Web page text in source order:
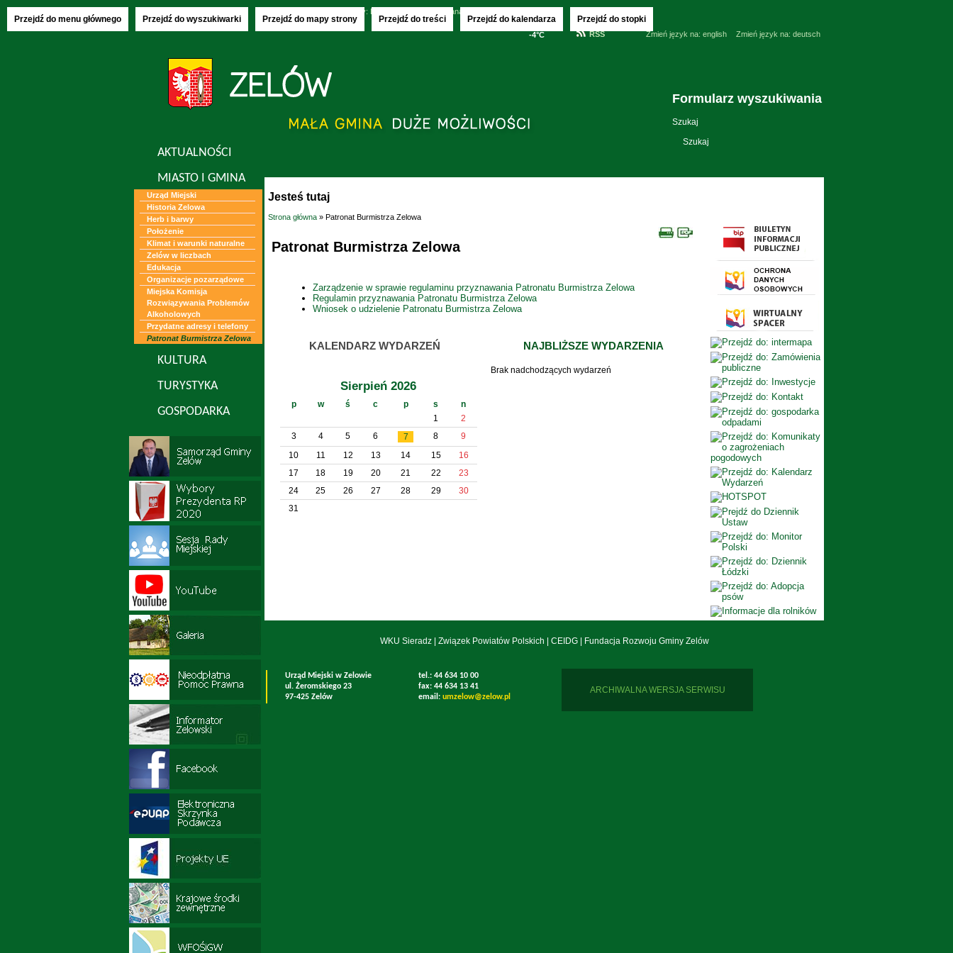
Przejdź do menu głównego Przejdź do wyszukiwarki Przejdź do mapy strony Przejdź do treści Przejdź do kalendarza Przejdź do stopki
imieniny: Donaty, Olechny i Kajetana
-4°C RSS Zmień język na: english Zmień język na: deutsch
Formularz wyszukiwania
Szukaj
AKTUALNOŚCI
MIASTO I GMINA
Urząd Miejski
Historia Zelowa
Herb i barwy
Położenie
Klimat i warunki naturalne
Zelów w liczbach
Edukacja
Organizacje pozarządowe
Miejska Komisja
Rozwiązywania Problemów
Alkoholowych
Przydatne adresy i telefony
Patronat Burmistrza Zelowa
KULTURA
TURYSTYKA
GOSPODARKA
Jesteś tutaj
Strona główna » Patronat Burmistrza Zelowa
Patronat Burmistrza Zelowa
Zarządzenie w sprawie regulaminu przyznawania Patronatu Burmistrza Zelowa
Regulamin przyznawania Patronatu Burmistrza Zelowa
Wniosek o udzielenie Patronatu Burmistrza Zelowa
KALENDARZ WYDARZEŃ
Sierpień 2026
p w ś c p s
n
1
2
3
4 5 6 7 8
9
10
11 12 13 14 15
16
17
18 19 20 21 22
23
24
25 26 27 28 29
30
31
NAJBLIŻSZE WYDARZENIA
Brak nadchodzących wydarzeń
WKU Sieradz| Związek Powiatów Polskich | CEIDG| Fundacja Rozwoju Gminy Zelów
Urząd Miejski w Zelowie
ul. Żeromskiego 23
97-425 Zelów
tel.: 44 634 10 00
fax: 44 634 13 41
email: umzelow@zelow.pl
ARCHIWALNA WERSJA SERWISU